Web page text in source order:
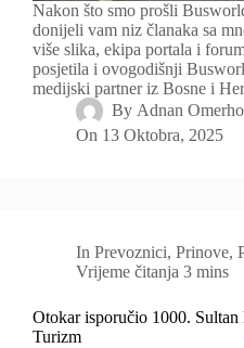
Nakon što smo prošli
donijeli vam niz članaka sa
više slika, ekipa portala i
posjetila i ovogodišnji
medijski partner iz Bosne i
By Adnan
On 13 Oktobra, 2025
In Prevoznici,Prinove,
Vrijeme čitanja 3 mins
Otokar isporučio 1000.
Turizm